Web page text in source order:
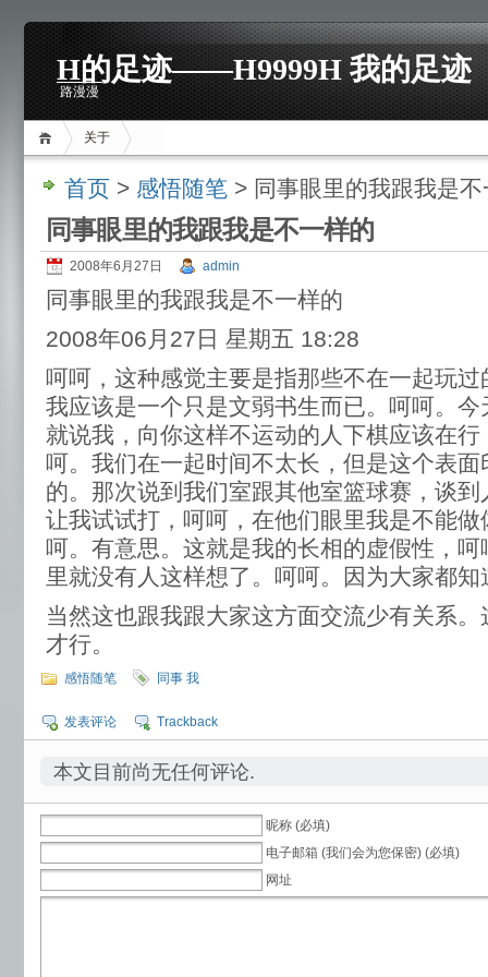
H的足迹——H9999H 我的足迹
路漫漫
关于
首页 > 感悟随笔 > 同事眼里的我跟我是
同事眼里的我跟我是不一样的
2008年6月27日 admin
同事眼里的我跟我是不一样的
2008年06月27日 星期五 18:28
呵呵，这种感觉主要是指那些不在一起玩
我应该是一个只是文弱书生而已。呵呵。
就说我，向你这样不运动的人下棋应该在
呵。我们在一起时间不太长，但是这个表
的。那次说到我们室跟其他室篮球赛，谈
让我试试打，呵呵，在他们眼里我是不能
呵。有意思。这就是我的长相的虚假性，
里就没有人这样想了。呵呵。因为大家都
当然这也跟我跟大家这方面交流少有关系
才行。
感悟随笔 同事 我
发表评论 Trackback
本文目前尚无任何评论.
昵称 (必填)
电子邮箱 (我们会为您保密) (必填)
网址